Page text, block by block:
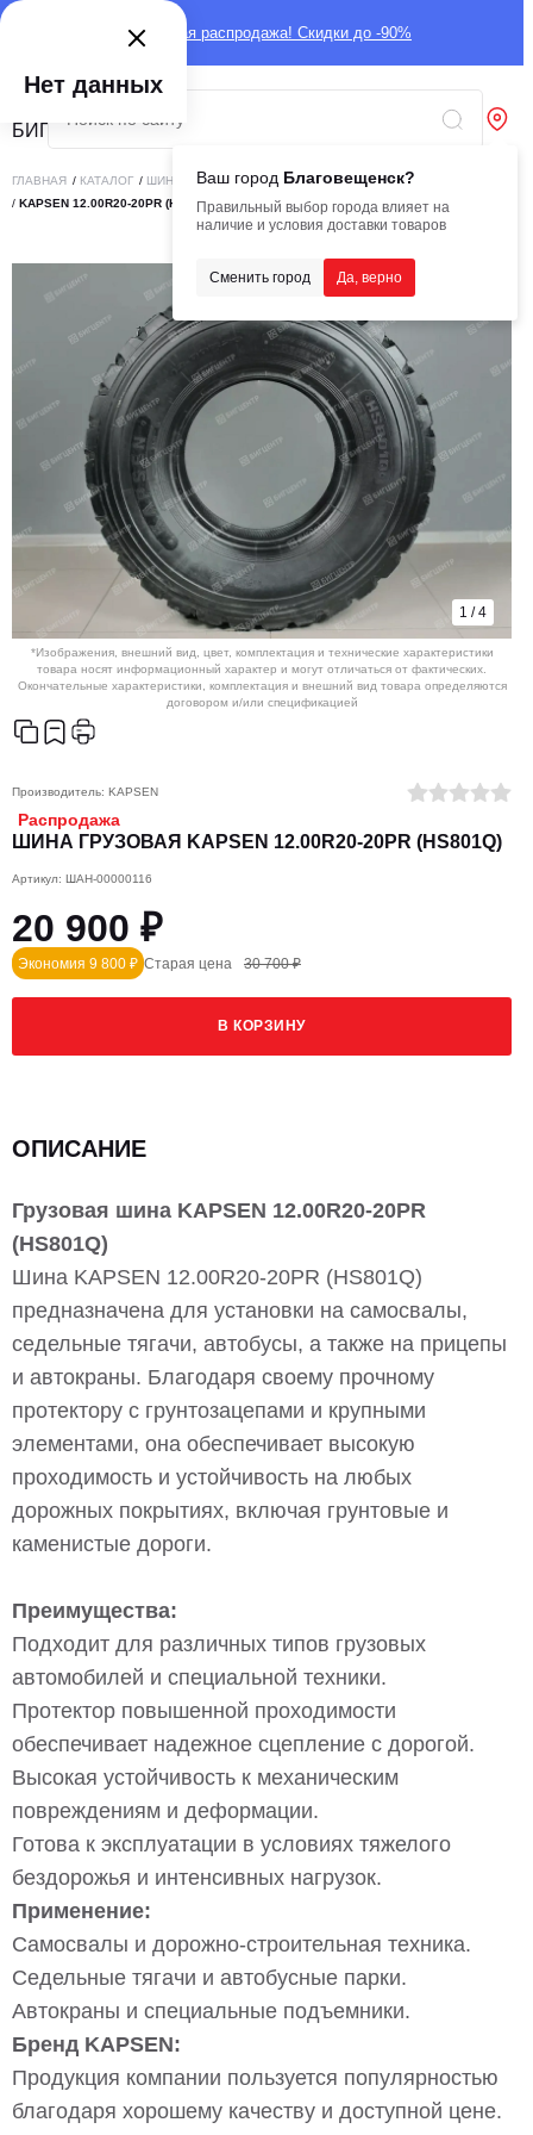
Глобальная распродажа! Скидки до -90%
Ваш город Благовещенск?
Правильный выбор города влияет на
наличие и условия доставки товаров
Сменить город Да, верно
ГЛАВНАЯ / КАТАЛОГ / ШИНЫ ГРУЗОВЫЕ /ДЛЯ САМОСВАЛОВ
/ KAPSEN 12.00R20-20PR (HS801Q)
1 /4
*Изображения, внешний вид, цвет, комплектация и технические характеристики
товара носят информационный характер и могут отличаться от фактических.
Окончательные характеристики, комплектация и внешний вид товара определяются
договором и/или спецификацией
Производитель: KAPSEN
Распродажа
ШИНА ГРУЗОВАЯ KAPSEN 12.00R20-20PR (HS801Q)
Артикул: ШАН-00000116
20 900 ₽
Экономия 9 800 ₽ Старая цена 30 700 ₽
В КОРЗИНУ
ОПИСАНИЕ
Грузовая шина KAPSEN 12.00R20-20PR
(HS801Q)
Шина KAPSEN 12.00R20-20PR (HS801Q)
предназначена для установки на самосвалы,
седельные тягачи, автобусы, а также на прицепы
и автокраны. Благодаря своему прочному
протектору с грунтозацепами и крупными
элементами, она обеспечивает высокую
проходимость и устойчивость на любых
дорожных покрытиях, включая грунтовые и
каменистые дороги.
Преимущества:
Подходит для различных типов грузовых
автомобилей и специальной техники.
Протектор повышенной проходимости
обеспечивает надежное сцепление с дорогой.
Высокая устойчивость к механическим
повреждениям и деформации.
Готова к эксплуатации в условиях тяжелого
бездорожья и интенсивных нагрузок.
Применение:
Самосвалы и дорожно-строительная техника.
Седельные тягачи и автобусные парки.
Автокраны и специальные подъемники.
Бренд KAPSEN:
Продукция компании пользуется популярностью
благодаря хорошему качеству и доступной цене.
Нет данных